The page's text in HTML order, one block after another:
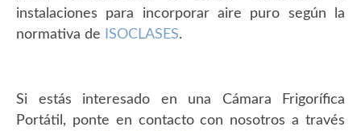
instalaciones para incorporar aire puro según la
normativa de
ISOCLASES.
Si estás interesado en una Cámara Frigorífica
Portátil, ponte en contacto con nosotros a través